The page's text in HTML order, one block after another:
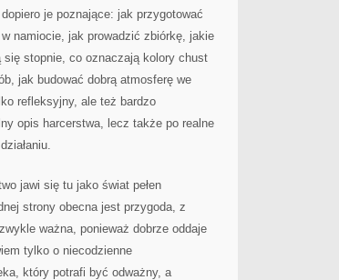
je poznające: jak przygotować
namiocie, jak prowadzić zbiórkę, jakie
się stopnie, co oznaczają kolory chust
jak budować dobrą atmosferę we
refleksyjny, ale też bardzo
opis harcerstwa, lecz także po realne
jawi się tu jako świat pełen
strony obecna jest przygoda, z
ważna, ponieważ dobrze oddaje
tylko o niecodzienne
który potrafi być odważny, a